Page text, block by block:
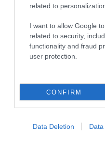
related to
I want to allow Google
related to security,
functionality and fraud
user protection.
CONFIRM
Data Deletion Data
Τι είναι η
υποβλήθηκε ο
συμπτώματα που
ΔΗΜΟΦΙΛΗ